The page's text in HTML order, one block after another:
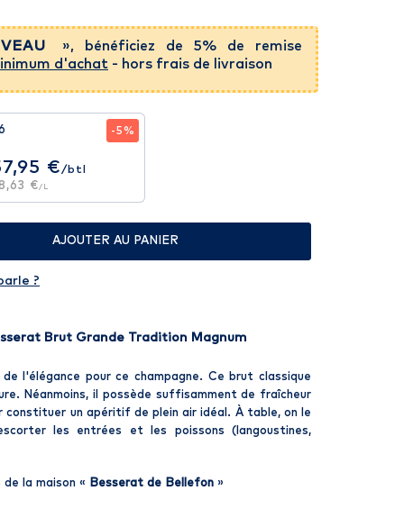
», bénéficiez de 5% de remise
d'achat - hors frais de livraison
-5%
€ /btl
€ /L
AJOUTER AU PANIER
?
Brut Grande Tradition Magnum
l'élégance pour ce champagne. Ce brut classique
Néanmoins, il possède suffisamment de fraîcheur
constituer un apéritif de plein air idéal. À table, on le
les entrées et les poissons (langoustines,
la maison « Besserat de Bellefon »